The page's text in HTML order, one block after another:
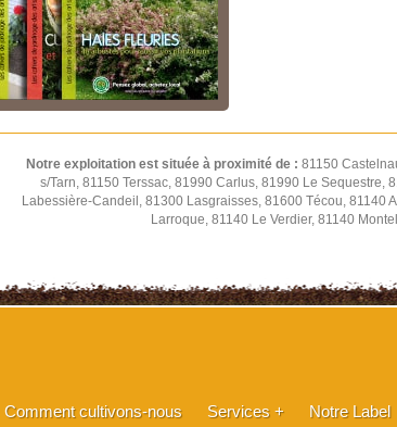
Notre exploitation est située à proximité de : 81150
s/Tarn, 81150 Terssac, 81990 Carlus, 81990 Le
Labessière-Candeil, 81300 Lasgraisses, 81600 Técou, 81140
Larroque, 81140 Le Verdier, 81140
Comment cultivons-nous Services + Notre Label